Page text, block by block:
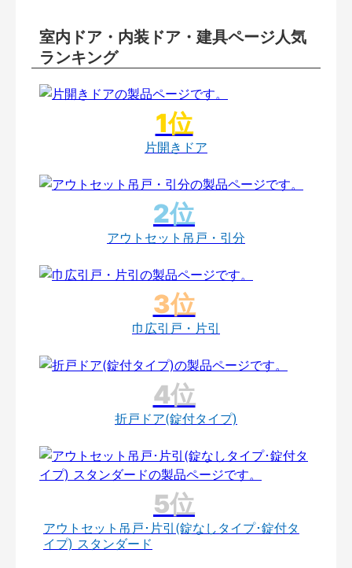
室内ドア・内装ドア・建具ページ人気
ランキング
片開きドア
アウトセット吊戸・引分
巾広引戸・片引
折戸ドア(錠付タイプ)
アウトセット吊戸･片引(錠なしタイプ･錠付タ
イプ) スタンダード